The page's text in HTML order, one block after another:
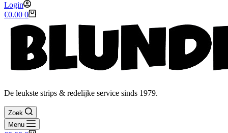
Login
Winkelwagen
€0.00 0
De leukste strips & redelijke service sinds 1979.
Zoek
Menu